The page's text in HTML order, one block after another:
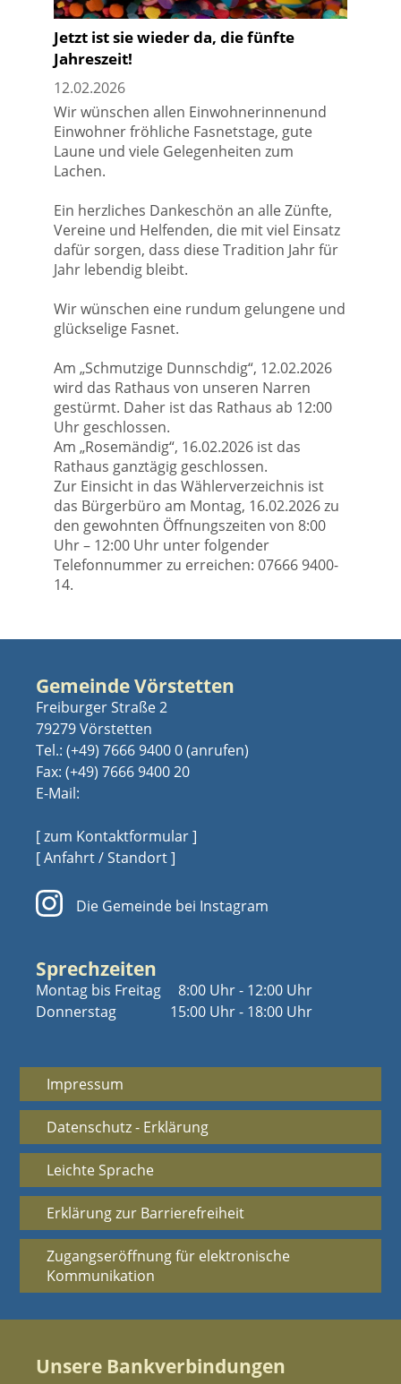
Jetzt ist sie wieder da, die fünfte
Jahreszeit!
12.02.2026
Wir wünschen allen Einwohnerinnenund
Einwohner fröhliche Fasnetstage, gute
Laune und viele Gelegenheiten zum
Lachen.
Ein herzliches Dankeschön an alle Zünfte,
Vereine und Helfenden, die mit viel Einsatz
dafür sorgen, dass diese Tradition Jahr für
Jahr lebendig bleibt.
Wir wünschen eine rundum gelungene und
glückselige Fasnet.
Am „Schmutzige Dunnschdig“, 12.02.2026
wird das Rathaus von unseren Narren
gestürmt. Daher ist das Rathaus ab 12:00
Uhr geschlossen.
Am „Rosemändig“, 16.02.2026 ist das
Rathaus ganztägig geschlossen.
Zur Einsicht in das Wählerverzeichnis ist
das Bürgerbüro am Montag, 16.02.2026 zu
den gewohnten Öffnungszeiten von 8:00
Uhr – 12:00 Uhr unter folgender
Telefonnummer zu erreichen: 07666 9400-
14.
Gemeinde Vörstetten
Freiburger Straße 2
79279 Vörstetten
Tel.: (+49) 7666 9400 0
Fax: (+49) 7666 9400 20
E-Mail:
[ zum Kontaktformular ]
[ Anfahrt / Standort ]
Die Gemeinde bei Instagram
Sprechzeiten
Montag bis Freitag
Donnerstag
8:00 Uhr - 12:00 Uhr
15:00 Uhr - 18:00 Uhr
Impressum
Datenschutz - Erklärung
Leichte Sprache
Erklärung zur Barrierefreiheit
Zugangseröffnung für elektronische
Kommunikation
Unsere Bankverbindungen